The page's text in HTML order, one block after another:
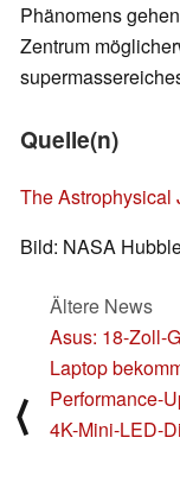
Phänomens
Zentrum
Quelle(n)
The Astrophysical
Bild: NASA
⟨
Ältere News
Asus: 18-Zoll-
Laptop
Performance-
4K-Mini-LED-